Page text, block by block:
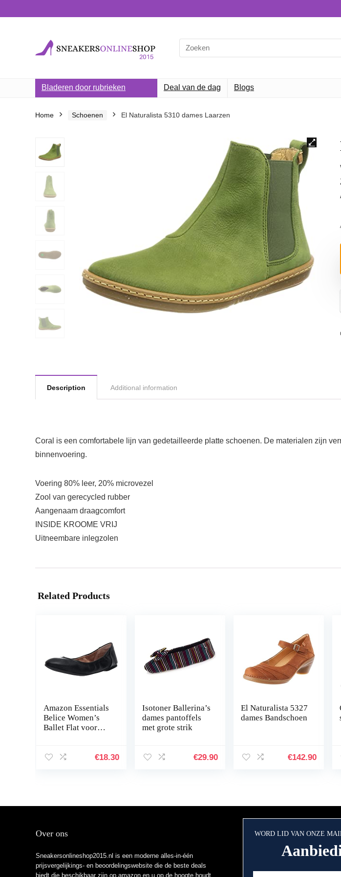
Search
for:
Bladeren door rubrieken Deal van de dag Blogs
Home Schoenen El Naturalista 5310 dames Laarzen
Description Additional information
Coral is een comfortabele lijn van gedetailleerde platte schoenen. De materialen zijn
binnenvoering.
Voering 80% leer, 20% microvezel
Zool van gerecycled rubber
Aangenaam draagcomfort
INSIDE KROOME VRIJ
Uitneembare inlegzolen
Related Products
Amazon Essentials
Belice Women’s
Ballet Flat voor
€18.30
Isotoner Ballerina’s
dames pantoffels
met grote strik
€29.90
El Naturalista 5327
dames Bandschoen
€142.90
Over ons
Sneakersonlineshop2015.nl is een moderne alles-in-één
prijsvergelijkings- en beoordelingswebsite die de beste deals
biedt die beschikbaar zijn op amazon en u op de hoogte houdt
WORD LID VAN ONZE